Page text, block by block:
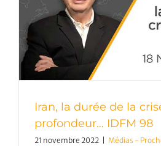
Iran, la durée de la
profondeur… IDFM 98
21 novembre 2022 Médias -